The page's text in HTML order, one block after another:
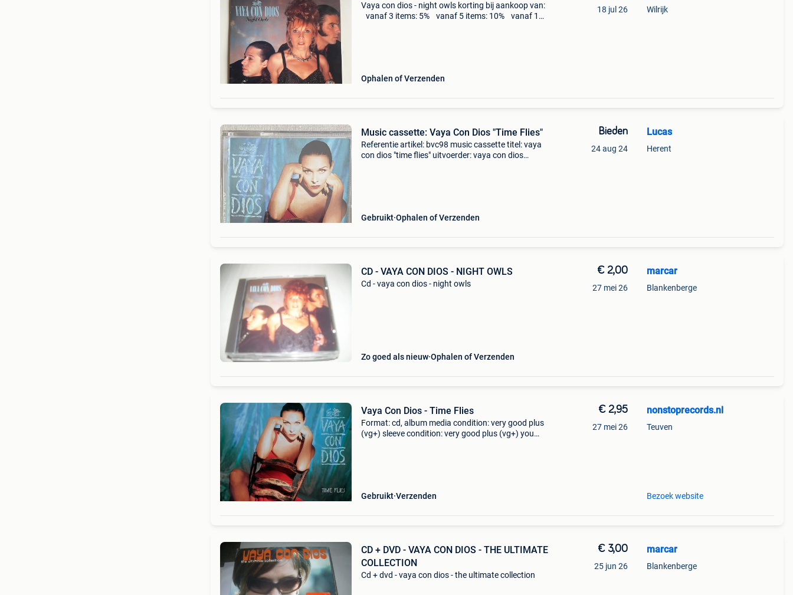
Vaya con dios - night owls korting bij aankoop van:
vanaf 3 items: 5% vanaf 5 items: 10% vanaf 10
Ophalen of Verzenden
18 jul 26 Wilrijk
Music cassette: Vaya Con Dios "Time Flies"
Referentie artikel: bvc98 music cassette titel: vaya
con dios "time flies" uitvoerder: vaya con dios
Gebruikt Ophalen of Verzenden
Bieden
24 aug 24
Lucas
Herent
CD - VAYA CON DIOS - NIGHT OWLS
Cd - vaya con dios - night owls
Zo goed als nieuw Ophalen of Verzenden
€ 2,00
27 mei 26
marcar
Blankenberge
Vaya Con Dios - Time Flies
Format: cd, album media condition: very good plus
(vg+) sleeve condition: very good plus (vg+) you
Gebruikt Verzenden
€ 2,95
27 mei 26
nonstoprecords.nl
Teuven
Bezoek website
CD + DVD - VAYA CON DIOS - THE ULTIMATE
COLLECTION
Cd + dvd - vaya con dios - the ultimate collection
€ 3,00
25 jun 26
marcar
Blankenberge